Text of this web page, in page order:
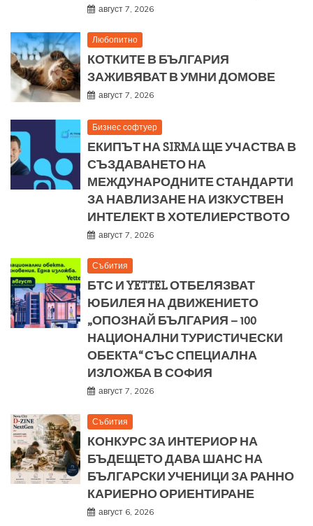
август 7, 2026
Любопитно
КОТКИТЕ В БЪЛГАРИЯ
ЗАЖИВЯВАТ В УМНИ ДОМОВЕ
август 7, 2026
Бизнес софтуер
ЕКИПЪТ НА SIRMA ЩЕ УЧАСТВА В
СЪЗДАВАНЕТО НА
МЕЖДУНАРОДНИТЕ СТАНДАРТИ
ЗА НАВЛИЗАНЕ НА ИЗКУСТВЕН
ИНТЕЛЕКТ В ХОТЕЛИЕРСТВОТО
август 7, 2026
Събития
БТС И YETTEL ОТБЕЛЯЗВАТ
ЮБИЛЕЯ НА ДВИЖЕНИЕТО
„ОПОЗНАЙ БЪЛГАРИЯ – 100
НАЦИОНАЛНИ ТУРИСТИЧЕСКИ
ОБЕКТА“ СЪС СПЕЦИАЛНА
ИЗЛОЖБА В СОФИЯ
август 7, 2026
Събития
КОНКУРС ЗА ИНТЕРИОР НА
БЪДЕЩЕТО ДАВА ШАНС НА
БЪЛГАРСКИ УЧЕНИЦИ ЗА РАННО
КАРИЕРНО ОРИЕНТИРАНЕ
август 6, 2026